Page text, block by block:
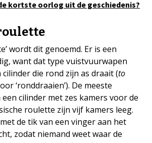
kortste oorlog uit de geschiedenis?
wordt dit genoemd. Er is een
want dat type vuistvuurwapen
die rond zijn as draait (to
‘ronddraaien’). De meeste
cilinder met zes kamers voor de
roulette zijn vijf kamers leeg.
de tik van een vinger aan het
zodat niemand weet waar de